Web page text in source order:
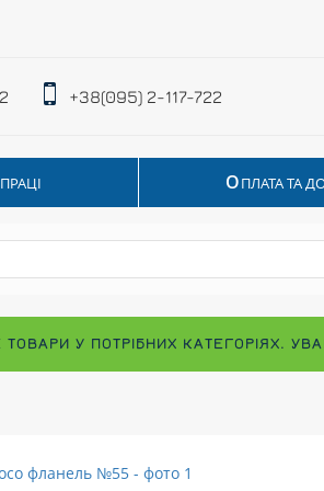
+38(095) 2-117-722
ОПЛАТА ТА
У ПОТРІБНИХ КАТЕГОРІЯХ.